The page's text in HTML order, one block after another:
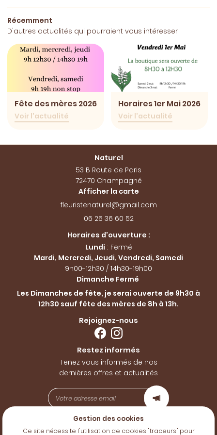
Création
En Image
Avis
Actualités
Contact
Restez
Rejoignez-
Récemment
D'autres actualités qui pourraient vous intéresser
Fête des mères 2026
Voir l'actualité
Horaires 1er Mai 2026
Voir l'actualité
Naturel
53 B Route de Paris
72470 Champagné
Afficher la carte
06 26 36 60 52
Horaires d'ouverture :
Lundi : Fermé
Mardi, Mercredi, Jeudi, Vendredi, Samedi
9h00-12h30 / 14h30-19h00
Dimanche Fermé
Les Dimanches de fête, je serai ouverte de 9h30 à
12h30 sauf fête des mères de 8h à 13h.
Rejoignez-nous
Restez informés
Tenez vous informés de nos
dernières offres et actualités
Mentions Légales
Gestion des cookies
Ce site nécessite l'utilisation de cookies "traceurs" pour